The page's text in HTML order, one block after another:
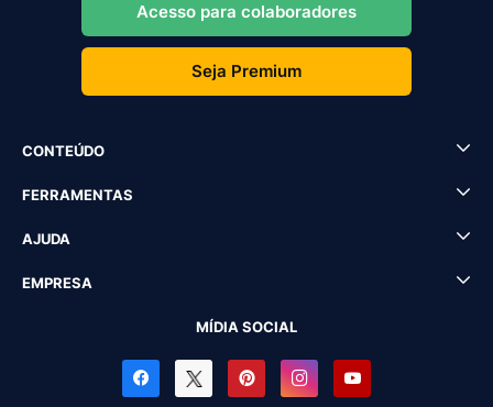
Acesso para colaboradores
Seja Premium
CONTEÚDO
FERRAMENTAS
AJUDA
EMPRESA
MÍDIA SOCIAL